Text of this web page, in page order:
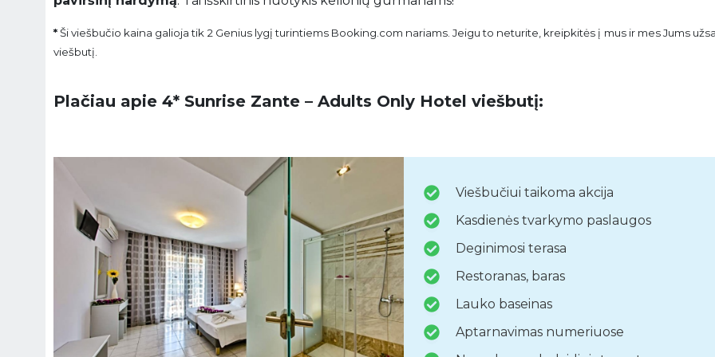
*Ši viešbučio kaina galioja tik 2 Genius lygį turintiems Booking.com nariams. Jeigu to neturite, kreipkitės į mus ir mes Jums
viešbutį.
Plačiau apie 4* Sunrise Zante – Adults Only Hotel viešbutį:
Viešbučiui taikoma akcija
Kasdienės tvarkymo paslaugos
Deginimosi terasa
Restoranas, baras
Lauko baseinas
Aptarnavimas numeriuose